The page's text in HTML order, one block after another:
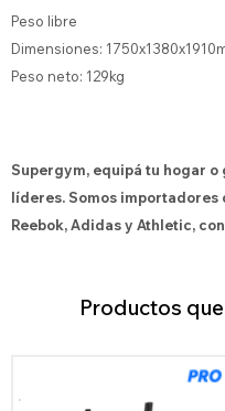
Peso libre
Dimensiones:
Peso neto: 129kg
Supergym, equipá tu hogar
líderes. Somos
Reebok, Adidas y Athletic,
Productos